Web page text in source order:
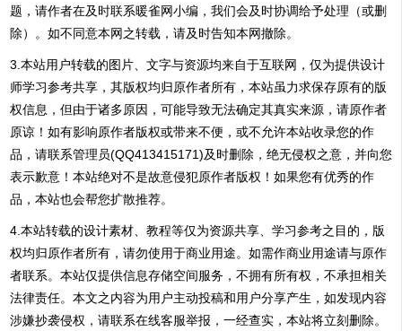
题，请作者在及时联系暖雀网小编，我们会及时协调给予处理（或删
除）。如不同意本网之转载，请及时告知本网撤除。
3.本站用户转载的图片、文字与资源均来自于互联网，仅为提供设计
师学习参考共享，其版权均归原作者所有，本站虽力求保存原有的版
权信息，但由于诸多原因，可能导致无法确定其真实来源，请原作者
原谅！如有影响原作者版权或带来不便，或不允许本站收录您的作
品，请联系管理员(QQ413415171)及时删除，绝无侵权之意，并向您
表示歉意！本站绝对不是故意侵犯原作者版权！如果您有优秀的作
品，本站也会帮您扩散推荐。
4.本站转载的设计素材、教程等仅为资源共享、学习参考之目的，版
权均归原作者所有，请勿使用于商业用途。如需作商业用途请与原作
者联系。本站仅提供信息存储空间服务，不拥有所有权，不承担相关
法律责任。本文之内容为用户主动投稿和用户分享产生，如发现内容
涉嫌抄袭侵权，请联系在线客服举报，一经查实，本站将立刻删除。